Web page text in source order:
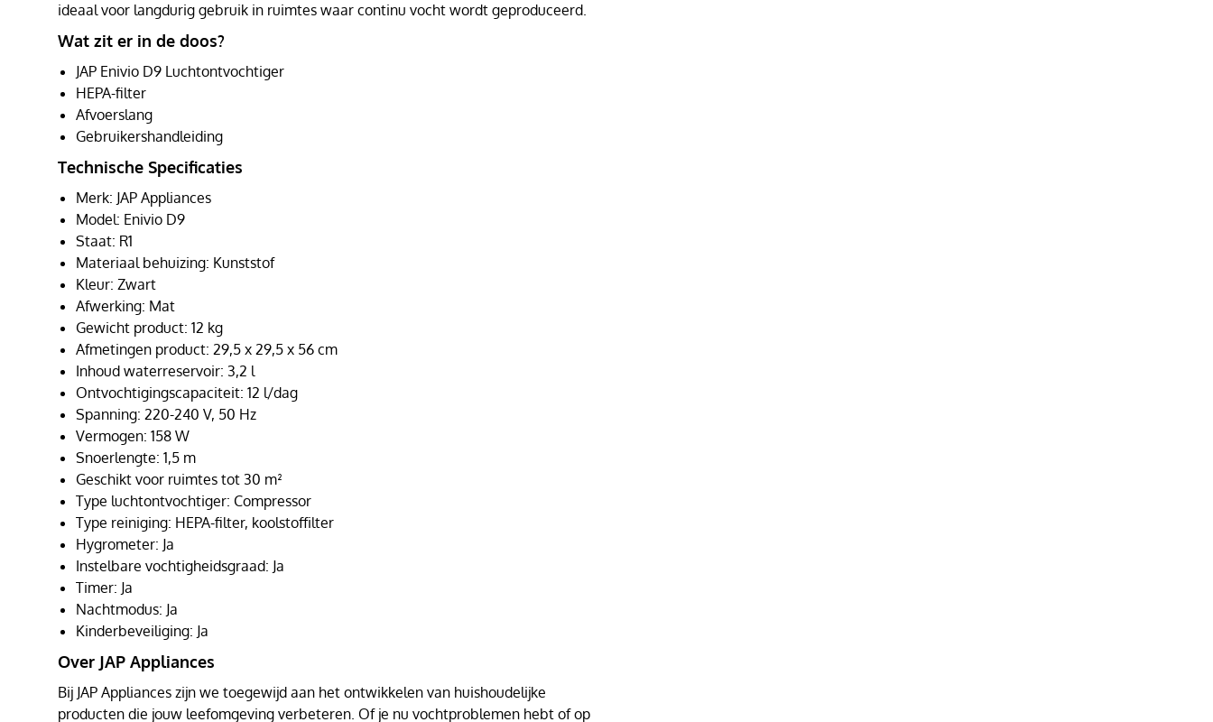
ideaal voor langdurig gebruik in ruimtes waar continu vocht wordt geproduceerd.
Wat zit er in de doos?
JAP Enivio D9 Luchtontvochtiger
HEPA-filter
Afvoerslang
Gebruikershandleiding
Technische Specificaties
Merk: JAP Appliances
Model: Enivio D9
Staat: R1
Materiaal behuizing: Kunststof
Kleur: Zwart
Afwerking: Mat
Gewicht product: 12 kg
Afmetingen product: 29,5 x 29,5 x 56 cm
Inhoud waterreservoir: 3,2 l
Ontvochtigingscapaciteit: 12 l/dag
Spanning: 220-240 V, 50 Hz
Vermogen: 158 W
Snoerlengte: 1,5 m
Geschikt voor ruimtes tot 30 m²
Type luchtontvochtiger: Compressor
Type reiniging: HEPA-filter, koolstoffilter
Hygrometer: Ja
Instelbare vochtigheidsgraad: Ja
Timer: Ja
Nachtmodus: Ja
Kinderbeveiliging: Ja
Over JAP Appliances
Bij JAP Appliances zijn we toegewijd aan het ontwikkelen van huishoudelijke
producten die jouw leefomgeving verbeteren. Of je nu vochtproblemen hebt of op